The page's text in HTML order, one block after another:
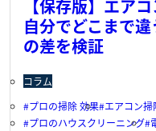
【保存版】エア
自分でどこまで
の差を検証
コラム
プロの掃除 効果 エアコン掃
プロのハウスクリーニング